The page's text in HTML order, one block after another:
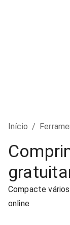
Início /
Compacte
online